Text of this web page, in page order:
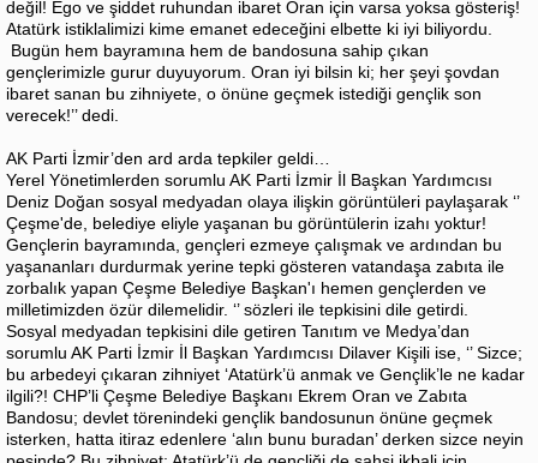
değil! Ego ve şiddet ruhundan ibaret Oran için varsa yoksa gösteriş!
Atatürk istiklalimizi kime emanet edeceğini elbette ki iyi biliyordu.
Bugün hem bayramına hem de bandosuna sahip çıkan
gençlerimizle gurur duyuyorum. Oran iyi bilsin ki; her şeyi şovdan
ibaret sanan bu zihniyete, o önüne geçmek istediği gençlik son
verecek!’’ dedi.
AK Parti İzmir’den ard arda tepkiler geldi…
Yerel Yönetimlerden sorumlu AK Parti İzmir İl Başkan Yardımcısı
Deniz Doğan sosyal medyadan olaya ilişkin görüntüleri paylaşarak ‘’
Çeşme'de, belediye eliyle yaşanan bu görüntülerin izahı yoktur!
Gençlerin bayramında, gençleri ezmeye çalışmak ve ardından bu
yaşananları durdurmak yerine tepki gösteren vatandaşa zabıta ile
zorbalık yapan Çeşme Belediye Başkan'ı hemen gençlerden ve
milletimizden özür dilemelidir. ‘’ sözleri ile tepkisini dile getirdi.
Sosyal medyadan tepkisini dile getiren Tanıtım ve Medya’dan
sorumlu AK Parti İzmir İl Başkan Yardımcısı Dilaver Kişili ise, ‘’ Sizce;
bu arbedeyi çıkaran zihniyet ‘Atatürk’ü anmak ve Gençlik’le ne kadar
ilgili?! CHP’li Çeşme Belediye Başkanı Ekrem Oran ve Zabıta
Bandosu; devlet törenindeki gençlik bandosunun önüne geçmek
isterken, hatta itiraz edenlere ‘alın bunu buradan’ derken sizce neyin